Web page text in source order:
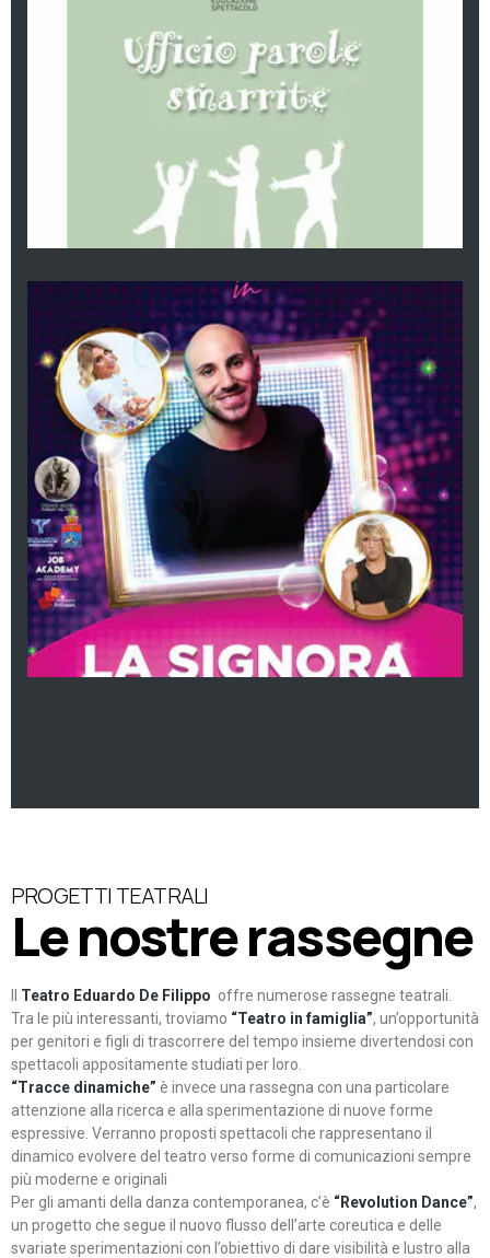
PROGETTI TEATRALI
Le nostre rassegne
Teatro Eduardo De Filippo offre numerose rassegne teatrali.
Tra le più interessanti, troviamo “Teatro in famiglia”, un’opportunità
per genitori e figli di trascorrere del tempo insieme divertendosi con
spettacoli appositamente studiati per loro.
“Tracce dinamiche” è invece una rassegna con una particolare
attenzione alla ricerca e alla sperimentazione di nuove forme
espressive. Verranno proposti spettacoli che rappresentano il
dinamico evolvere del teatro verso forme di comunicazioni sempre
più moderne e originali
Per gli amanti della danza contemporanea, c’è “Revolution Dance”,
un progetto che segue il nuovo flusso dell’arte coreutica e delle
svariate sperimentazioni con l’obiettivo di dare visibilità e lustro alla